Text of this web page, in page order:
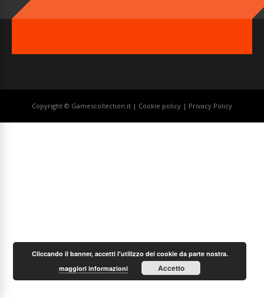
Copyright © Gamescollection.it | Cookie policy | Privacy Policy
Cliccando il banner, accetti l'utilizzo dei cookie da parte nostra.
maggiori informazioni
Accetto